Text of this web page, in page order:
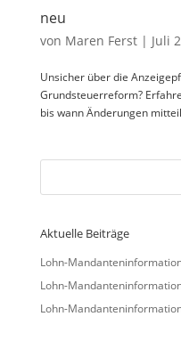
neu
von Maren Ferst| Juli
Unsicher über die
Grundsteuerreform?
bis wann Änderungen
Aktuelle Beiträge
Lohn-
Lohn-
Lohn-